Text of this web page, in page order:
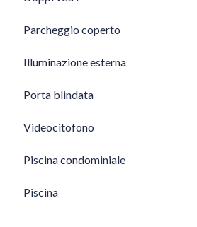
Parcheggio coperto
Illuminazione esterna
Porta blindata
Videocitofono
Piscina condominiale
Piscina